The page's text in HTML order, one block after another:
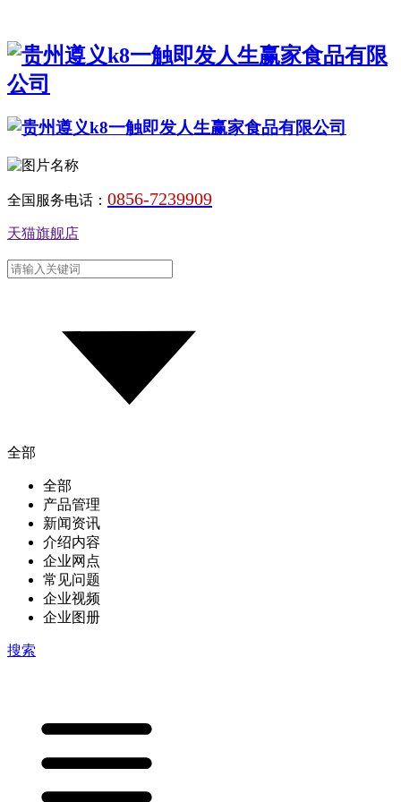
全国服务电话： 0856-7239909
天猫旗舰店
全部
全部
产品管理
新闻资讯
介绍内容
企业网点
常见问题
企业视频
企业图册
搜索